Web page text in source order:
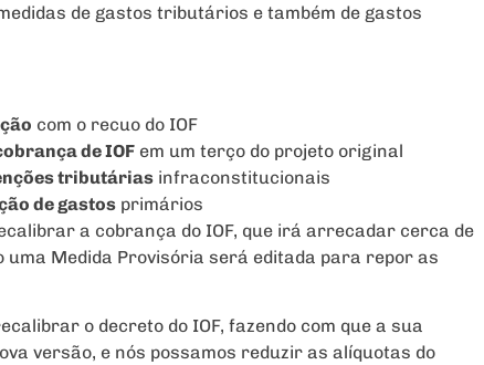
de gastos tributários e também de gastos
com o recuo do IOF
de IOF em um terço do projeto original
tributárias infraconstitucionais
de gastos primários
a cobrança do IOF, que irá arrecadar cerca de
Medida Provisória será editada para repor as
o decreto do IOF, fazendo com que a sua
versão, e nós possamos reduzir as alíquotas do